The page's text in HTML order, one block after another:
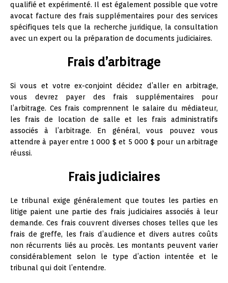
qualifié et expérimenté. Il est également possible que votre
avocat facture des frais supplémentaires pour des services
spécifiques tels que la recherche juridique, la consultation
avec un expert ou la préparation de documents judiciaires.
Frais d’arbitrage
Si vous et votre ex-conjoint décidez d’aller en arbitrage,
vous devrez payer des frais supplémentaires pour
l’arbitrage. Ces frais comprennent le salaire du médiateur,
les frais de location de salle et les frais administratifs
associés à l’arbitrage. En général, vous pouvez vous
attendre à payer entre 1 000 $ et 5 000 $ pour un arbitrage
réussi.
Frais judiciaires
Le tribunal exige généralement que toutes les parties en
litige paient une partie des frais judiciaires associés à leur
demande. Ces frais couvrent diverses choses telles que les
frais de greffe, les frais d’audience et divers autres coûts
non récurrents liés au procès. Les montants peuvent varier
considérablement selon le type d’action intentée et le
tribunal qui doit l’entendre.